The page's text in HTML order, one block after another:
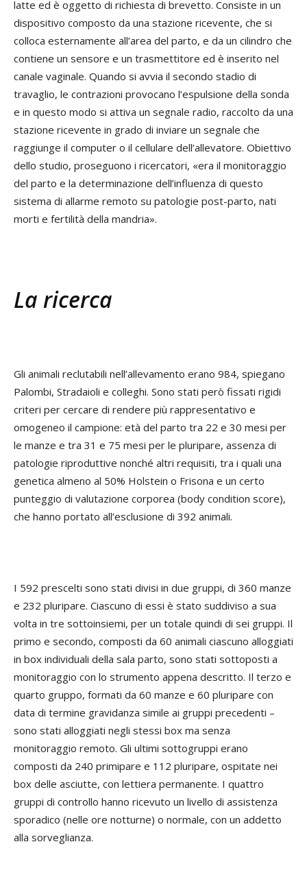
latte ed è oggetto di richiesta di brevetto. Consiste in un
dispositivo composto da una stazione ricevente, che si
colloca esternamente all’area del parto, e da un cilindro che
contiene un sensore e un trasmettitore ed è inserito nel
canale vaginale. Quando si avvia il secondo stadio di
travaglio, le contrazioni provocano l’espulsione della sonda
e in questo modo si attiva un segnale radio, raccolto da una
stazione ricevente in grado di inviare un segnale che
raggiunge il computer o il cellulare dell’allevatore. Obiettivo
dello studio, proseguono i ricercatori, «era il monitoraggio
del parto e la determinazione dell’influenza di questo
sistema di allarme remoto su patologie post-parto, nati
morti e fertilità della mandria».
La ricerca
Gli animali reclutabili nell’allevamento erano 984, spiegano
Palombi, Stradaioli e colleghi. Sono stati però fissati rigidi
criteri per cercare di rendere più rappresentativo e
omogeneo il campione: età del parto tra 22 e 30 mesi per
le manze e tra 31 e 75 mesi per le pluripare, assenza di
patologie riproduttive nonché altri requisiti, tra i quali una
genetica almeno al 50% Holstein o Frisona e un certo
punteggio di valutazione corporea (body condition score),
che hanno portato all’esclusione di 392 animali.
I 592 prescelti sono stati divisi in due gruppi, di 360 manze
e 232 pluripare. Ciascuno di essi è stato suddiviso a sua
volta in tre sottoinsiemi, per un totale quindi di sei gruppi. Il
primo e secondo, composti da 60 animali ciascuno alloggiati
in box individuali della sala parto, sono stati sottoposti a
monitoraggio con lo strumento appena descritto. Il terzo e
quarto gruppo, formati da 60 manze e 60 pluripare con
data di termine gravidanza simile ai gruppi precedenti –
sono stati alloggiati negli stessi box ma senza
monitoraggio remoto. Gli ultimi sottogruppi erano
composti da 240 primipare e 112 pluripare, ospitate nei
box delle asciutte, con lettiera permanente. I quattro
gruppi di controllo hanno ricevuto un livello di assistenza
sporadico (nelle ore notturne) o normale, con un addetto
alla sorveglianza.